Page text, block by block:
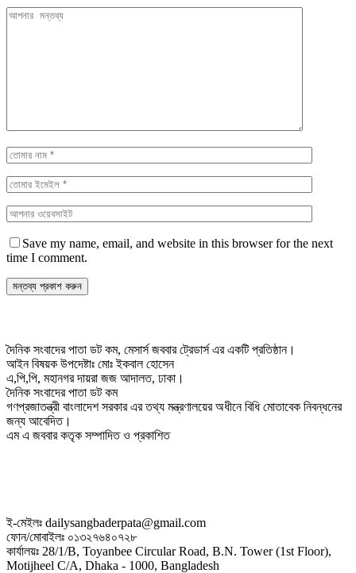
Save my name, email, and website in this browser for the next
time I comment.
দৈনিক সংবাদের পাতা ডট কম, মেসার্স জববার ট্রেডার্স এর একটি প্রতিষ্ঠান।
আইন বিষয়ক উপদেষ্টাঃ মোঃ ইকবাল হোসেন
এ,পি,পি, মহানগর দায়রা জজ আদালত, ঢাকা।
দৈনিক সংবাদের পাতা ডট কম
গণপ্রজাতন্ত্রী বাংলাদেশ সরকার এর তথ্য মন্ত্রণালয়ের অধীনে বিধি মোতাবেক নিবন্ধনের
জন্য আবেদিত।
এম এ জববার কতৃক সম্পাদিত ও প্রকাশিত
ই-মেইলঃ dailysangbaderpata@gmail.com
ফোন/মোবাইলঃ ০১৩২৭৬৪০৭২৮
কার্যালয়ঃ 28/1/B, Toyanbee Circular Road, B.N. Tower (1st Floor),
Motijheel C/A, Dhaka - 1000, Bangladesh